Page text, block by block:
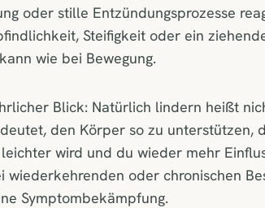
oder stille Entzündungsprozesse
Steifigkeit oder ein
wie bei Bewegung.
Blick: Natürlich lindern heißt
den Körper so zu unterstützen,
wird und du wieder mehr
wiederkehrenden oder chronischen
Symptombekämpfung.